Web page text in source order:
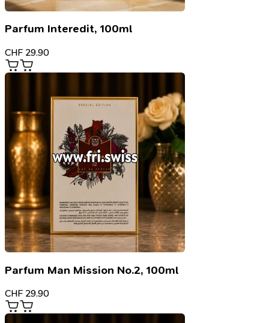
Parfum Interedit, 100ml
CHF 29.90
Parfum Man Mission No.2, 100ml
CHF 29.90